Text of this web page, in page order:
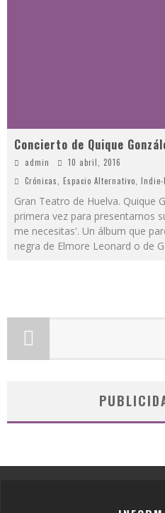
Concierto de Quique
admin
10 abril, 2016
Crónicas
Espacio Alternativo Indie-
Gran Teatro de Huelva. Quique
primera vez para presentarnos
me necesitas'. Un álbum que
negra de Elmore Leonard o de